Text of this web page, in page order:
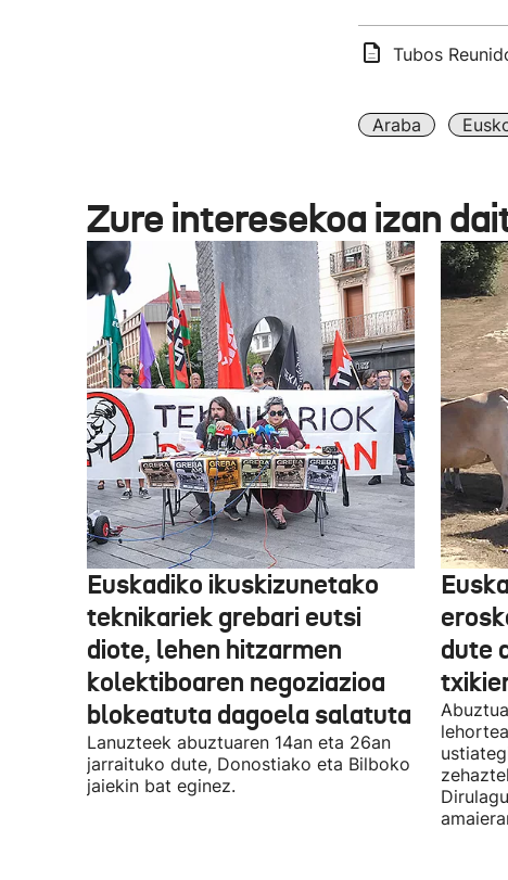
Tubos
Araba
Zure interesekoa izan
Euskadiko ikuskizunetako
teknikariek grebari eutsi
diote, lehen hitzarmen
kolektiboaren negoziazioa
blokeatuta dagoela salatuta
Lanuzteek abuztuaren 14an eta 26an
jarraituko dute, Donostiako eta Bilboko
jaiekin bat eginez.
dute